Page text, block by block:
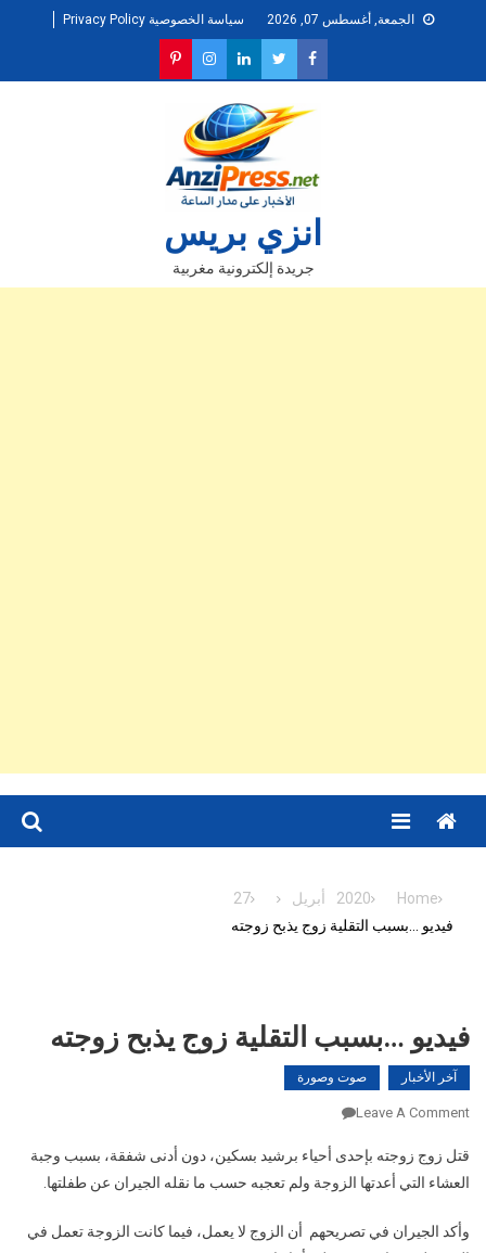
الجمعة, أغسطس 07, 2026 سياسة الخصوصية Privacy Policy
انزي بريس
جريدة إلكترونية مغربية
Menu
Home
2020 أبريل
27
فيديو …بسبب التقلية زوج يذبح زوجته
فيديو …بسبب التقلية زوج يذبح زوجته
آخر الأخبار صوت وصورة
Leave A Comment
…
بسبب
زوج
قتل زوج زوجته بإحدى أحياء برشيد بسكين، دون أدنى شفقة، بسبب وجبة
العشاء التي أعدتها الزوجة ولم تعجبه حسب ما نقله الجيران عن طفلتها.
وأكد الجيران في تصريحهم أن الزوج لا يعمل، فيما كانت الزوجة تعمل في